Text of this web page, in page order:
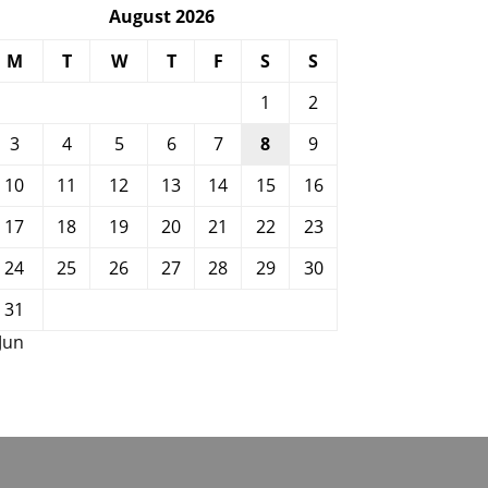
August 2026
M
T W T F S
S
1
2
3
4 5 6 7 8
9
10
11 12 13 14 15
16
17
18 19 20 21 22
23
24
25 26 27 28 29
30
31